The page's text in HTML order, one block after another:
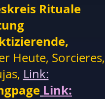
Rituale
Heute, Sorcieres,
Link:
Link: